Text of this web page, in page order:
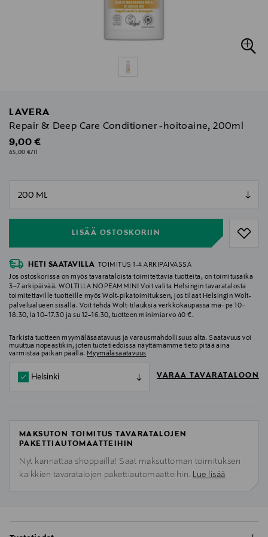
LAVERA
Repair & Deep Care Conditioner -hoitoaine, 200ml
Original Price
9,00 €
45,00 €/1l
LISÄÄ OSTOSKORIIN
HETI SAATAVILLA
TOIMITUS 1-4 ARKIPÄIVÄSSÄ
Jos ostoskorissa on myös tavarataloista toimitettavia tuotteita, on toimitusaika
3–7 arkipäivää. WOLTILLA NOPEAMMIN! Voit valita Helsingin tavaratalosta
toimitettaville tuotteille myös Wolt-pikatoimituksen, jos tilaat Helsingin Wolt-
palvelualueen sisällä. Voit tehdä Wolt-tilauksia verkkokaupassa ma–pe 10–
18.30, la 10–17.30 ja su 12–16.30, tuotteen minimiarvo 40 €.
Tarkista tuotteen myymäläsaatavuus ja varausmahdollisuus alta. Saatavuus voi
muuttua nopeastikin, joten tuotetiedoissa näyttämämme tieto pitää aina
varmistaa paikan päällä. Myymäläsaatavuus
Helsinki VARAA TAVARATALOON
MAKSUTON TOIMITUS TAVARATALOJEN
PAKETTIAUTOMAATTEIHIN
Nyt kannattaa shoppailla! Saat maksuttoman toimituksen
kaikkien tavaratalojen pakettiautomaatteihin. Lue lisää